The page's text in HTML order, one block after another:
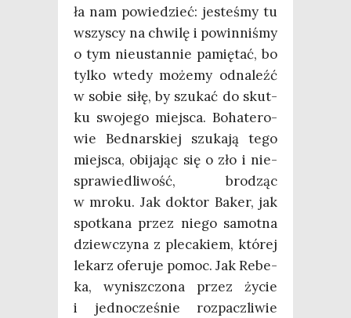
ła nam powie­dzieć: jeste­śmy tu
wszy­scy na chwi­lę i powin­ni­śmy
o tym nie­ustan­nie pamię­tać, bo
tyl­ko wte­dy może­my odna­leźć
w sobie siłę, by szu­kać do skut­
ku swo­je­go miej­sca. Boha­te­ro­
wie Bed­nar­skiej szu­ka­ją tego
miej­sca, obi­ja­jąc się o zło i nie­
spra­wie­dli­wość, bro­dząc
w mro­ku. Jak dok­tor Baker, jak
spo­tka­na przez nie­go samot­na
dziew­czy­na z ple­ca­kiem, któ­rej
lekarz ofe­ru­je pomoc. Jak Rebe­
ka, wynisz­czo­na przez życie
i jed­no­cze­śnie roz­pacz­li­wie